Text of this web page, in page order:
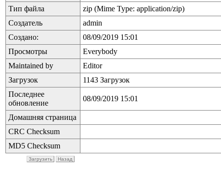
Тип файла
zip (Mime Type: application/zip)
Создатель
admin
Создано:
08/09/2019 15:01
Просмотры
Everybody
Maintained by
Editor
Загрузок
1143 Загрузок
Последнее
обновление
08/09/2019 15:01
Домашняя страница
CRC Checksum
MD5 Checksum
Загрузить Назад